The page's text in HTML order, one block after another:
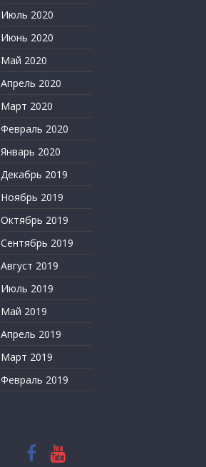
Июль 2020
Июнь 2020
Май 2020
Апрель 2020
Март 2020
Февраль 2020
Январь 2020
Декабрь 2019
Ноябрь 2019
Октябрь 2019
Сентябрь 2019
Август 2019
Июль 2019
Май 2019
Апрель 2019
Март 2019
Февраль 2019